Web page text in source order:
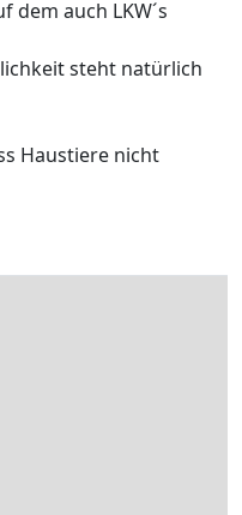
dem auch LKW´s
steht natürlich
Haustiere nicht